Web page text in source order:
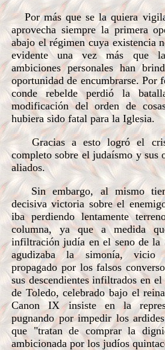
Por más que se la quiera
aprovecha siempre la primera
abajo el régimen cuya existencia
evidente una vez más que
ambiciones personales han
oportunidad de encumbrarse. Por
conde rebelde perdió la
modificación del orden de
hubiera sido fatal para la Iglesia.
Gracias a esto logró el
completo sobre el judaísmo y sus
aliados.
Sin embargo, al mismo
decisiva victoria sobre el
iba perdiendo lentamente
columna, ya que a medida
infiltración judía en el seno de la
agudizaba la simonía, vicio
propagado por los falsos
sus descendientes infiltrados en
de Toledo, celebrado bajo el
Canon IX insiste en la
pugnando por impedir los
que "tratan de comprar la
ambicionada por los judíos